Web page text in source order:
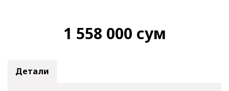
1 558 000 сум
Детали